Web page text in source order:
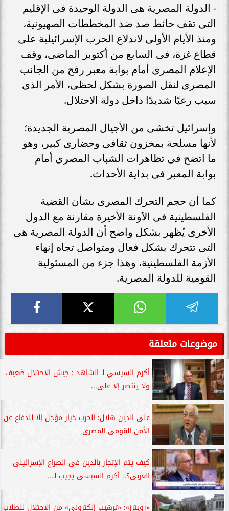
- الدولة المصرية هى الدولة الوحيدة فى الإقليم
التى تقف حائط صد ضد المخططات الصهيونية،
ومنذ الأيام الأولى لاندلاع الحرب الإسرائيلية على
قطاع غزة، فى السابع من أكتوبر الماضى، وقف
الإعلام المصرى أمام بوابة معبر رفح من الجانب
المصرى لنقل الصورة بشكل لحظى، الأمر الذى
سبب رعبًا شديدًا داخل دولة الاحتلال.
وإسرائيل تخشى من الأجيال المصرية الجديدة؛
لأنها مسلحة بمخزون ثقافى وحضارى كبير، وهو
ما اتضح فى تظاهرات الشباب المصرى أمام
بوابة المعبر فى بداية الأحداث.
كما أن حجم التحرك المصرى بشأن القضية
الفلسطينية فى الآونة الأخيرة مقارنة مع الدول
الأخرى يُظهر بشكل واضح أن الدولة المصرية هى
التى تتحرك بشكل فعال ومتواصل تجاه إنهاء
الأزمة الفلسطينية، وهذا جزء من المسئولية
القومية للدولة المصرية.
موضوعات متعلقة
أكرم السيسي لـ الشاهد : جيش الاحتلال ضعيف
ولا ينتصر إلا على...
على الدين هلال: الحرب خيار مؤجل إلا للدفاع عن
الأمن القومى المصرى
كيف يتم الإتجار بالدين فى الصراع الإسرائيلى
العربى؟.. أكرم السيسى يجيب لـ...
«رويترز»: «ترهيب إلكترونى» من الاحتلال للطلاب